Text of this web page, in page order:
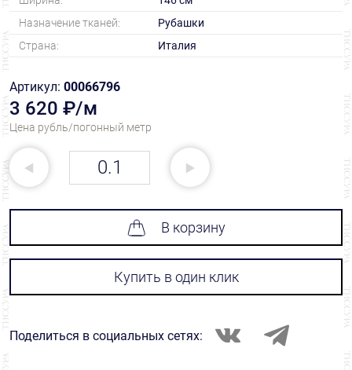
Назначение тканей:
Рубашки
Страна:
Италия
Артикул: 00066796
3 620 ₽/м
Цена рубль/погонный метр
В корзину
Купить в один клик
Поделиться в социальных сетях: